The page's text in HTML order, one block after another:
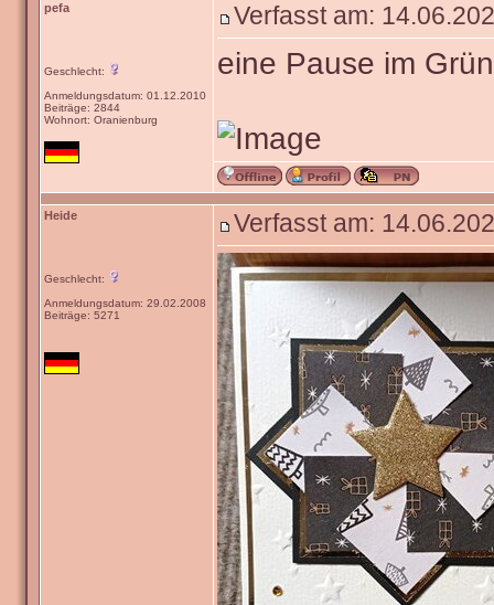
pefa
Geschlecht:
Anmeldungsdatum: 01.12.2010
Beiträge: 2844
Wohnort: Oranienburg
Verfasst am:
eine Pause im
Heide
Geschlecht:
Anmeldungsdatum: 29.02.2008
Beiträge: 5271
Verfasst am: